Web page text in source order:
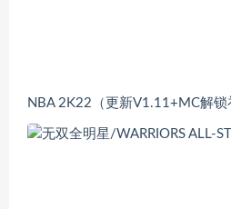
NBA 2K22（更新V1.11+MC解锁